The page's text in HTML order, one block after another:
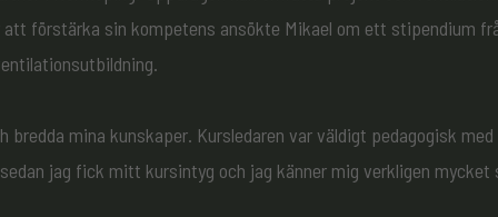
förstärka sin kompetens ansökte Mikael om ett stipendium
mina kunskaper. Kursledaren var väldigt pedagogisk med
jag fick mitt kursintyg och jag känner mig verkligen mycket